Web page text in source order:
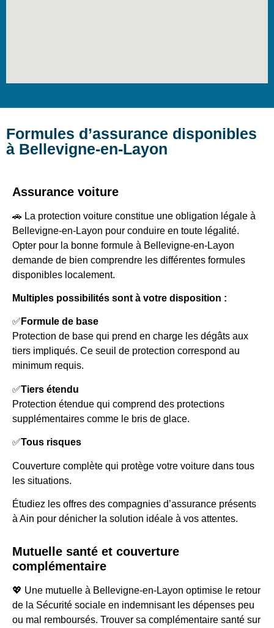
Formules d’assurance disponibles
à Bellevigne-en-Layon
Assurance voiture
🚗 La protection voiture constitue une obligation légale à
Bellevigne-en-Layon pour conduire en toute légalité.
Opter pour la bonne formule à Bellevigne-en-Layon
demande de bien comprendre les différentes formules
disponibles localement.
Multiples possibilités sont à votre disposition :
✅ Formule de base
Protection de base qui prend en charge les dégâts aux
tiers impliqués. Ce seuil de protection correspond au
minimum requis.
✅Tiers étendu
Protection étendue qui comprend des protections
supplémentaires comme le bris de glace.
✅Tous risques
Couverture complète qui protège votre voiture dans tous
les situations.
Étudiez les offres des compagnies d’assurance présents
à Ain pour dénicher la solution idéale à vos attentes.
Mutuelle santé et couverture
complémentaire
💖 Une mutuelle à Bellevigne-en-Layon optimise le retour
de la Sécurité sociale en indemnisant les dépenses peu
ou mal remboursés. Trouver sa complémentaire santé sur